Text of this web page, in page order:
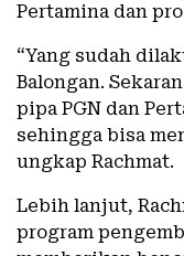
Pertamina dan
“Yang sudah
Balongan.
pipa PGN dan
sehingga bisa
ungkap Rachmat.
Lebih lanjut,
program